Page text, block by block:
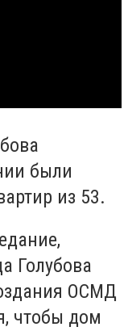
были
из 53.
Голубова
ОСМД
чтобы дом